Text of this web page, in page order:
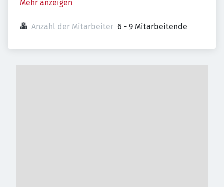
Mehr anzeigen
Anzahl der Mitarbeiter 6 - 9 Mitarbeitende